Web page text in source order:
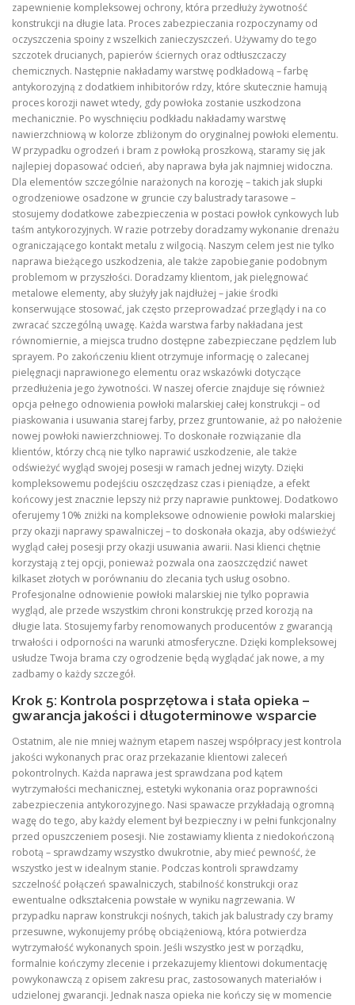
zapewnienie kompleksowej ochrony, która przedłuży żywotność
konstrukcji na długie lata. Proces zabezpieczania rozpoczynamy od
oczyszczenia spoiny z wszelkich zanieczyszczeń. Używamy do tego
szczotek drucianych, papierów ściernych oraz odtłuszczaczy
chemicznych. Następnie nakładamy warstwę podkładową – farbę
antykorozyjną z dodatkiem inhibitorów rdzy, które skutecznie hamują
proces korozji nawet wtedy, gdy powłoka zostanie uszkodzona
mechanicznie. Po wyschnięciu podkładu nakładamy warstwę
nawierzchniową w kolorze zbliżonym do oryginalnej powłoki elementu.
W przypadku ogrodzeń i bram z powłoką proszkową, staramy się jak
najlepiej dopasować odcień, aby naprawa była jak najmniej widoczna.
Dla elementów szczególnie narażonych na korozję – takich jak słupki
ogrodzeniowe osadzone w gruncie czy balustrady tarasowe –
stosujemy dodatkowe zabezpieczenia w postaci powłok cynkowych lub
taśm antykorozyjnych. W razie potrzeby doradzamy wykonanie drenażu
ograniczającego kontakt metalu z wilgocią. Naszym celem jest nie tylko
naprawa bieżącego uszkodzenia, ale także zapobieganie podobnym
problemom w przyszłości. Doradzamy klientom, jak pielęgnować
metalowe elementy, aby służyły jak najdłużej – jakie środki
konserwujące stosować, jak często przeprowadzać przeglądy i na co
zwracać szczególną uwagę. Każda warstwa farby nakładana jest
równomiernie, a miejsca trudno dostępne zabezpieczane pędzlem lub
sprayem. Po zakończeniu klient otrzymuje informację o zalecanej
pielęgnacji naprawionego elementu oraz wskazówki dotyczące
przedłużenia jego żywotności. W naszej ofercie znajduje się również
opcja pełnego odnowienia powłoki malarskiej całej konstrukcji – od
piaskowania i usuwania starej farby, przez gruntowanie, aż po nałożenie
nowej powłoki nawierzchniowej. To doskonałe rozwiązanie dla
klientów, którzy chcą nie tylko naprawić uszkodzenie, ale także
odświeżyć wygląd swojej posesji w ramach jednej wizyty. Dzięki
kompleksowemu podejściu oszczędzasz czas i pieniądze, a efekt
końcowy jest znacznie lepszy niż przy naprawie punktowej. Dodatkowo
oferujemy 10% zniżki na kompleksowe odnowienie powłoki malarskiej
przy okazji naprawy spawalniczej – to doskonała okazja, aby odświeżyć
wygląd całej posesji przy okazji usuwania awarii. Nasi klienci chętnie
korzystają z tej opcji, ponieważ pozwala ona zaoszczędzić nawet
kilkaset złotych w porównaniu do zlecania tych usług osobno.
Profesjonalne odnowienie powłoki malarskiej nie tylko poprawia
wygląd, ale przede wszystkim chroni konstrukcję przed korozją na
długie lata. Stosujemy farby renomowanych producentów z gwarancją
trwałości i odporności na warunki atmosferyczne. Dzięki kompleksowej
usłudze Twoja brama czy ogrodzenie będą wyglądać jak nowe, a my
zadbamy o każdy szczegół.
Krok 5: Kontrola posprzętowa i stała opieka –
gwarancja jakości i długoterminowe wsparcie
Ostatnim, ale nie mniej ważnym etapem naszej współpracy jest kontrola
jakości wykonanych prac oraz przekazanie klientowi zaleceń
pokontrolnych. Każda naprawa jest sprawdzana pod kątem
wytrzymałości mechanicznej, estetyki wykonania oraz poprawności
zabezpieczenia antykorozyjnego. Nasi spawacze przykładają ogromną
wagę do tego, aby każdy element był bezpieczny i w pełni funkcjonalny
przed opuszczeniem posesji. Nie zostawiamy klienta z niedokończoną
robotą – sprawdzamy wszystko dwukrotnie, aby mieć pewność, że
wszystko jest w idealnym stanie. Podczas kontroli sprawdzamy
szczelność połączeń spawalniczych, stabilność konstrukcji oraz
ewentualne odkształcenia powstałe w wyniku nagrzewania. W
przypadku napraw konstrukcji nośnych, takich jak balustrady czy bramy
przesuwne, wykonujemy próbę obciążeniową, która potwierdza
wytrzymałość wykonanych spoin. Jeśli wszystko jest w porządku,
formalnie kończymy zlecenie i przekazujemy klientowi dokumentację
powykonawczą z opisem zakresu prac, zastosowanych materiałów i
udzielonej gwarancji. Jednak nasza opieka nie kończy się w momencie